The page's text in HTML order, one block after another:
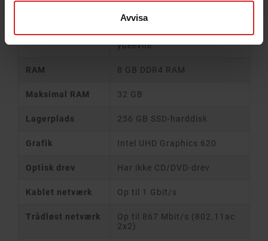
Avvisa
multithreading
hyperthreading for bedre
ydeevne
RAM 8 GB DDR4 RAM
Maksimal RAM 32 GB
Lagerplads 256 GB SSD-harddisk
Grafik Intel UHD Graphics 620
Optisk drev Har ikke CD/DVD-drev
Kablet netværk Op til 1 Gbit/s
Trådløst netværk
Op til 867 Mbit/s (802.11ac
2x2)